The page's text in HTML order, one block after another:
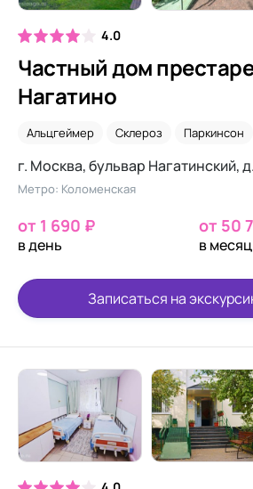
4.0
Частный дом
Нагатино
Альцгеймер Склероз Паркинсон
г. Москва, бульвар Нагатинский,
Метро: Коломенская
от 1 690 ₽
в день
от 50
в месяц
Записаться на